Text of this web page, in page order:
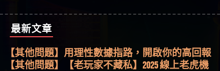
最新文章
【其他問題】金雞一鳴，今晚親自抱走屬於你的
金蛋大獎！
【其他問題】用理性數據指路，開啟你的高回報
娛樂之旅
【其他問題】【老玩家不藏私】2025 線上老虎機